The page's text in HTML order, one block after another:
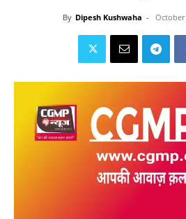
By Dipesh Kushwaha - October